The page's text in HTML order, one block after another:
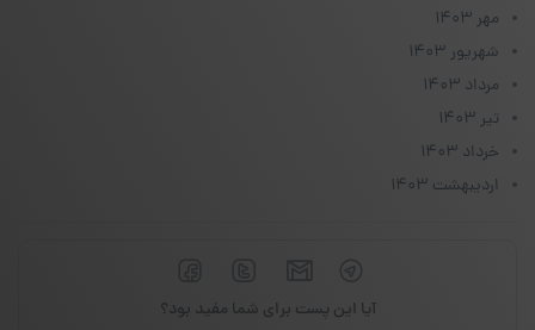
مهر ۱۴۰۳
شهریور ۱۴۰۳
مرداد ۱۴۰۳
تیر ۱۴۰۳
خرداد ۱۴۰۳
اردیبهشت ۱۴۰۳
آیا این پست برای شما مفید بود؟